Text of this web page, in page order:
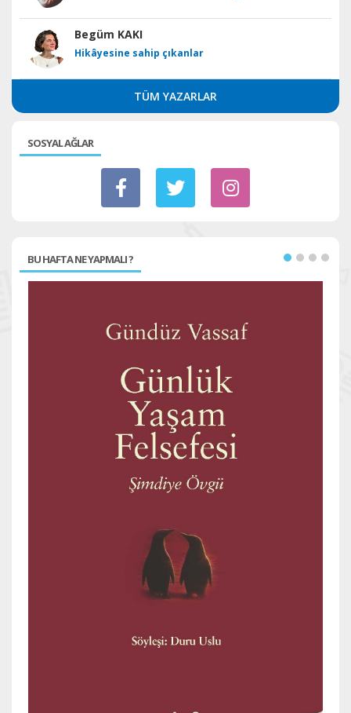
Begüm KAKI
Hikâyesine sahip çıkanlar
TÜM YAZARLAR
SOSYAL AĞLAR
BU HAFTA NE YAPMALI ?